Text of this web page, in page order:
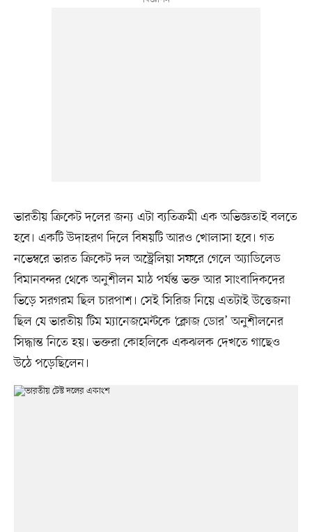
ভারতীয় ক্রিকেট দলের জন্য এটা ব্যতিক্রমী এক অভিজ্ঞতাই বলতে
হবে। একটি উদাহরণ দিলে বিষয়টি আরও খোলাসা হবে। গত
নভেম্বরে ভারত ক্রিকেট দল অস্ট্রেলিয়া সফরে গেলে অ্যাডিলেড
বিমানবন্দর থেকে অনুশীলন মাঠ পর্যন্ত ভক্ত আর সাংবাদিকদের
ভিড়ে সরগরম ছিল চারপাশ। সেই সিরিজ নিয়ে এতটাই উত্তেজনা
ছিল যে ভারতীয় টিম ম্যানেজমেন্টকে ‘ক্লোজ ডোর’ অনুশীলনের
সিদ্ধান্ত নিতে হয়। ভক্তরা কোহলিকে একঝলক দেখতে গাছেও
উঠে পড়েছিলেন।